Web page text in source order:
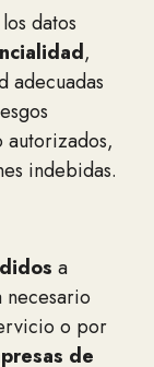
datos
,
adecuadas
autorizados,
indebidas.
a
necesario
o por
de